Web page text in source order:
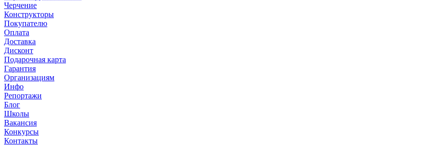
Черчение
Конструкторы
Покупателю
Оплата
Доставка
Дисконт
Подарочная карта
Гарантия
Организациям
Инфо
Репортажи
Блог
Школы
Вакансия
Конкурсы
Контакты